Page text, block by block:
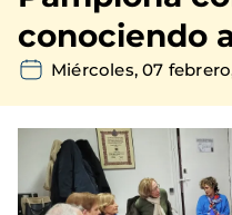
conociendo
Miércoles, 07